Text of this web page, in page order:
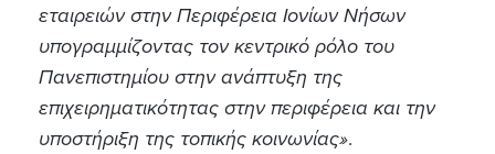
εταιρειών στην Περιφέρεια Ιονίων Νήσων
υπογραμμίζοντας τον κεντρικό ρόλο του
Πανεπιστημίου στην ανάπτυξη της
επιχειρηματικότητας στην περιφέρεια και την
υποστήριξη της τοπικής κοινωνίας».